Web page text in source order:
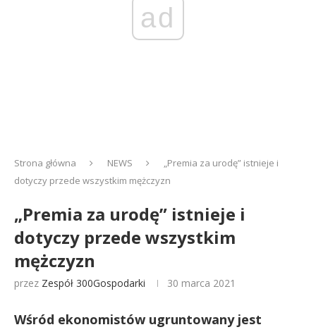
ad
Strona główna NEWS
„Premia za urodę” istnieje i
dotyczy przede wszystkim mężczyzn
„Premia za urodę” istnieje i
dotyczy przede wszystkim
mężczyzn
przez Zespół 300Gospodarki 30 marca 2021
Wśród ekonomistów ugruntowany jest